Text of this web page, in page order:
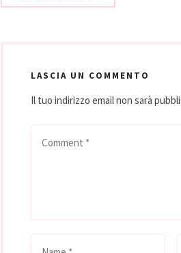
LASCIA UN COMMENTO
Il tuo indirizzo email non sarà